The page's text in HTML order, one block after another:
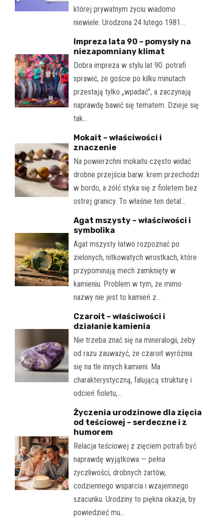
której prywatnym życiu wiadomo
niewiele. Urodzona 24 lutego 1981…
Impreza lata 90 – pomysły na
niezapomniany klimat
Dobra impreza w stylu lat 90. potrafi
sprawić, że goście po kilku minutach
przestają tylko „wpadać”, a zaczynają
naprawdę bawić się tematem. Dzieje się
tak…
Mokait – właściwości i
znaczenie
Na powierzchni mokaitu często widać
drobne przejścia barw: krem przechodzi
w bordo, a żółć styka się z fioletem bez
ostrej granicy. To właśnie ten detal…
Agat mszysty – właściwości i
symbolika
Agat mszysty łatwo rozpoznać po
zielonych, nitkowatych wrostkach, które
przypominają mech zamknięty w
kamieniu. Problem w tym, że mimo
nazwy nie jest to kamień z…
Czaroit – właściwości i
działanie kamienia
Nie trzeba znać się na mineralogii, żeby
od razu zauważyć, że czaroit wyróżnia
się na tle innych kamieni. Ma
charakterystyczną, falującą strukturę i
odcień fioletu,…
Życzenia urodzinowe dla zięcia
od teściowej – serdeczne i z
humorem
Relacja teściowej z zięciem potrafi być
naprawdę wyjątkowa — pełna
życzliwości, drobnych żartów,
codziennego wsparcia i wzajemnego
szacunku. Urodziny to piękna okazja, by
powiedzieć mu…